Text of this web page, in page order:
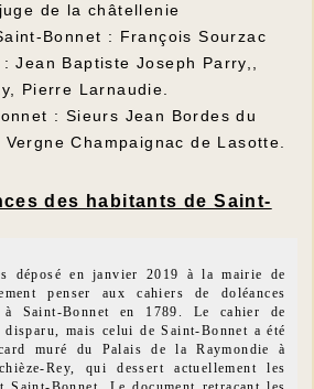
de la châtellenie
Bonnet : François Sourzac
Jean Baptiste Joseph Parry,,
Pierre Larnaudie.
: Sieurs Jean Bordes du
Champaignac de Lasotte.
des habitants de Saint-
déposé en janvier 2019 à la mairie de
penser aux cahiers de doléances
Saint-Bonnet en 1789. Le cahier de
disparu, mais celui de Saint-Bonnet a été
muré du Palais de la Raymondie à
Rey, qui dessert actuellement les